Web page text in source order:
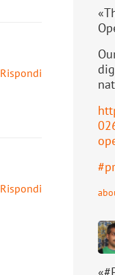
Rispondi
Rispondi
#